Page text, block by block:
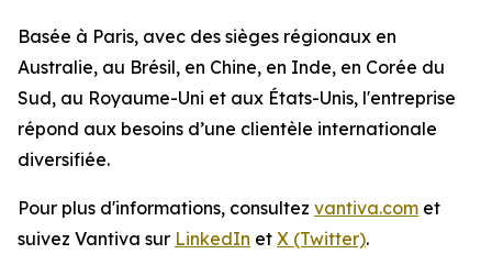
Basée à Paris, avec des sièges régionaux en
Australie, au Brésil, en Chine, en Inde, en Corée du
Sud, au Royaume-Uni et aux États-Unis, l'entreprise
répond aux besoins d’une clientèle internationale
diversifiée.
Pour plus d'informations, consultez vantiva.com et
suivez Vantiva sur LinkedIn et X (Twitter).